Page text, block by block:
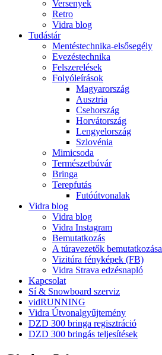
Versenyek
Retro
Vidra blog
Tudástár
Mentéstechnika-elsősegély
Evezéstechnika
Felszerelések
Folyóleírások
Magyarország
Ausztria
Csehország
Horvátország
Lengyelország
Szlovénia
Mimicsoda
Természetbúvár
Bringa
Terepfutás
Futóútvonalak
Vidra blog
Vidra blog
Vidra Instagram
Bemutatkozás
A túravezetők bemutatkozása
Vizitúra fényképek (FB)
Vidra Strava edzésnapló
Kapcsolat
Sí & Snowboard szerviz
vidRUNNING
Vidra Útvonalgyűjtemény
DZD 300 bringa regisztráció
DZD 300 bringás teljesítések